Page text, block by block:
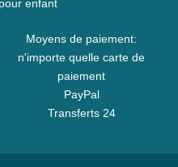
enfant
Moyens de paiement:
n'importe quelle carte de
paiement
PayPal
Transferts 24